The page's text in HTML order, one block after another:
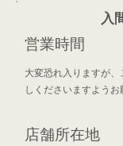
入
営業時間
大変恐れ入りますが
しくださいますようお
店舗所在地